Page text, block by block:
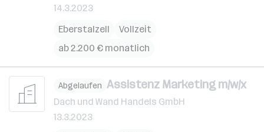
14.3.2023
Eberstalzell
Vollzeit
ab 2.200 € monatlich
Abgelaufen Assistenz Marketing m/w/x
Dach und Wand Handels GmbH
13.3.2023